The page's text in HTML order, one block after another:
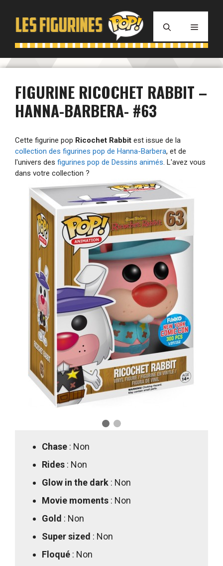
contenu
MENU
FIGURINE RICOCHET RABBIT –
HANNA-BARBERA- #63
Cette figurine pop Ricochet Rabbit est issue de la
collection des figurines pop de Hanna-Barbera, et de
l'univers des figurines pop de Dessins animés. L'avez vous
dans votre collection ?
Chase : Non
Rides : Non
Glow in the dark : Non
Movie moments : Non
Gold : Non
Super sized : Non
Floqué : Non